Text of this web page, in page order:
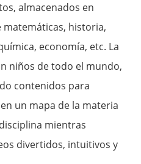
almacenados en
matemáticas, historia,
economía, etc. La
niños de todo el mundo,
contenidos para
un mapa de la materia
mientras
divertidos, intuitivos y